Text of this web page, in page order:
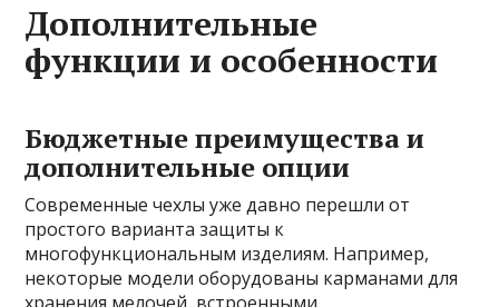
Дополнительные
функции и особенности
Бюджетные преимущества и
дополнительные опции
Современные чехлы уже давно перешли от
простого варианта защиты к
многофункциональным изделиям. Например,
некоторые модели оборудованы карманами для